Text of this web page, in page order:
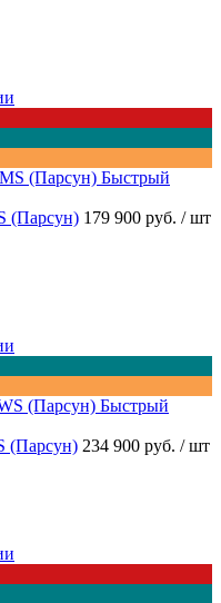
Быстрый
(Парсун) 179 900 руб. / шт
Быстрый
(Парсун) 234 900 руб. / шт